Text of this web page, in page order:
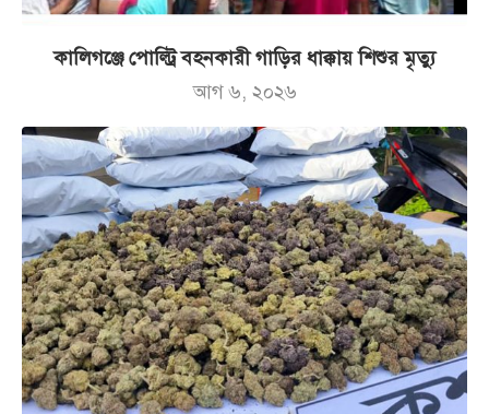
কালিগঞ্জে পোল্ট্রি বহনকারী গাড়ির ধাক্কায় শিশুর মৃত্যু
আগ ৬, ২০২৬